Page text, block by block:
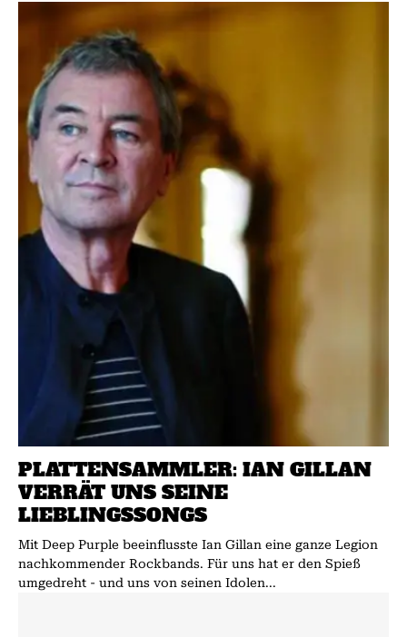
PLATTENSAMMLER: IAN GILLAN
VERRÄT UNS SEINE
LIEBLINGSSONGS
Mit Deep Purple beeinflusste Ian Gillan eine ganze Legion
nachkommender Rockbands. Für uns hat er den Spieß
umgedreht - und uns von seinen Idolen...